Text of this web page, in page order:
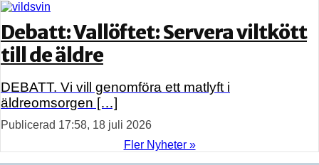
Debatt: Vallöftet: Servera viltkött
till de äldre
DEBATT. Vi vill genomföra ett matlyft i
äldreomsorgen […]
Publicerad 17:58, 18 juli 2026
Fler Nyheter »